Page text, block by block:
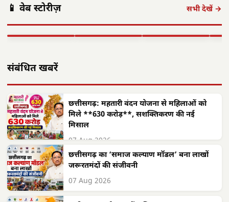
📱 वेब स्टोरीज़ सभी देखें →
भरतपुर HIV
राष्ट्रीय लक्ष्य प्राप्त
मैन्युफैक्चरिंग…
का वृंदावन दौरा:
श्रद्धांजलि,…
ने…
संबंधित खबरें
छत्तीसगढ़: महतारी वंदन योजना से महिलाओं को
मिले **630 करोड़**, सशक्तिकरण की नई
मिसाल
07 Aug 2026
छत्तीसगढ़ का ‘समाज कल्याण मॉडल’ बना लाखों
जरूरतमंदों की संजीवनी
07 Aug 2026